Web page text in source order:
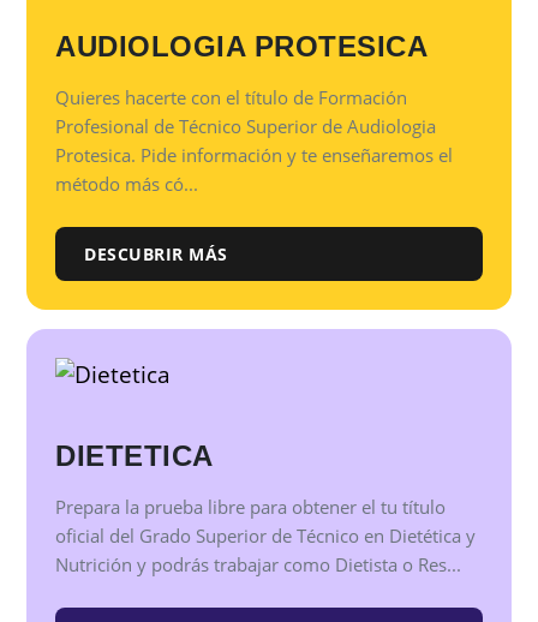
AUDIOLOGIA PROTESICA
Quieres hacerte con el título de Formación
Profesional de Técnico Superior de Audiologia
Protesica. Pide información y te enseñaremos el
método más có...
DESCUBRIR MÁS
DIETETICA
Prepara la prueba libre para obtener el tu título
oficial del Grado Superior de Técnico en Dietética y
Nutrición y podrás trabajar como Dietista o Res...